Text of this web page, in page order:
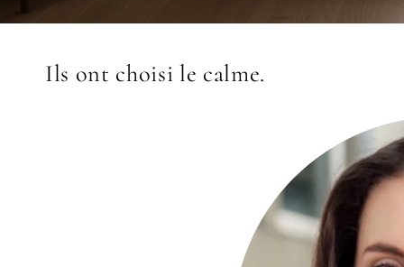
Ils ont choisi le calme.